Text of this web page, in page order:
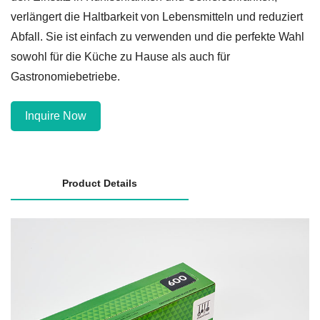
verlängert die Haltbarkeit von Lebensmitteln und reduziert
Abfall. Sie ist einfach zu verwenden und die perfekte Wahl
sowohl für die Küche zu Hause als auch für
Gastronomiebetriebe.
Inquire Now
Product Details